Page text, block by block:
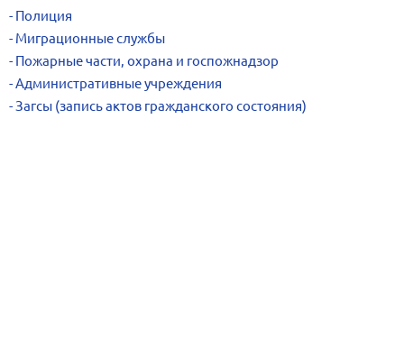
Полиция
Миграционные службы
Пожарные части, охрана и госпожнадзор
Административные учреждения
Загсы (запись актов гражданского состояния)